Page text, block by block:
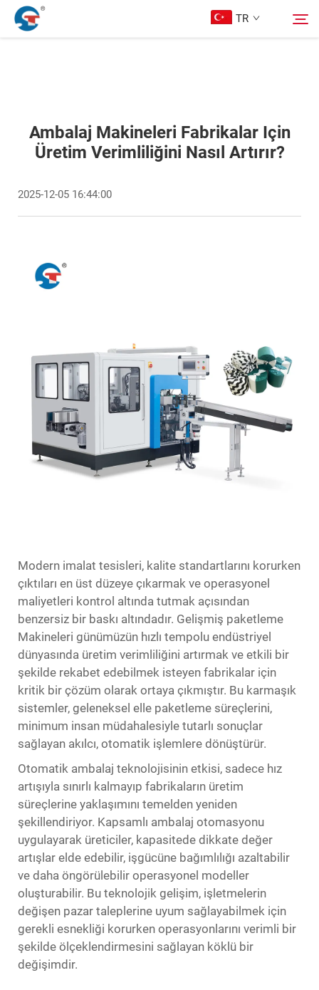
TR
Ürünler
Hizmet
Haberler
Ambalaj Makineleri Fabrikalar Için
Üretim Verimliliğini Nasıl Artırır?
2025-12-05 16:44:00
Modern imalat tesisleri, kalite standartlarını korurken
çıktıları en üst düzeye çıkarmak ve operasyonel
maliyetleri kontrol altında tutmak açısından
benzersiz bir baskı altındadır. Gelişmiş paketleme
Makineleri günümüzün hızlı tempolu endüstriyel
dünyasında üretim verimliliğini artırmak ve etkili bir
şekilde rekabet edebilmek isteyen fabrikalar için
kritik bir çözüm olarak ortaya çıkmıştır. Bu karmaşık
sistemler, geleneksel elle paketleme süreçlerini,
minimum insan müdahalesiyle tutarlı sonuçlar
sağlayan akılcı, otomatik işlemlere dönüştürür.
Otomatik ambalaj teknolojisinin etkisi, sadece hız
artışıyla sınırlı kalmayıp fabrikaların üretim
süreçlerine yaklaşımını temelden yeniden
şekillendiriyor. Kapsamlı ambalaj otomasyonu
uygulayarak üreticiler, kapasitede dikkate değer
artışlar elde edebilir, işgücüne bağımlılığı azaltabilir
ve daha öngörülebilir operasyonel modeller
oluşturabilir. Bu teknolojik gelişim, işletmelerin
değişen pazar taleplerine uyum sağlayabilmek için
gerekli esnekliği korurken operasyonlarını verimli bir
şekilde ölçeklendirmesini sağlayan köklü bir
değişimdir.